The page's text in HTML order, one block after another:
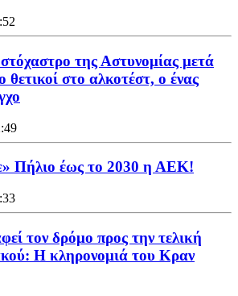
της Αστυνομίας μετά
στο αλκοτέστ, ο ένας
Πήλιο έως το 2030 η ΑΕΚ!
τον δρόμο προς την τελική
Η κληρονομιά του Κραν